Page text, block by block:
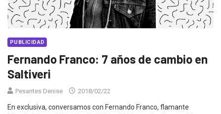
PUBLICIDAD
Fernando Franco: 7 años de cambio en
Saltiveri
Pesantes Denise 2018/02/22
En exclusiva, conversamos con Fernando Franco, flamante